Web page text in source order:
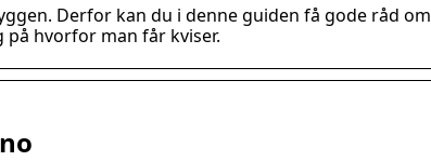
Derfor kan du i denne guiden få gode råd om
hvorfor man får kviser.